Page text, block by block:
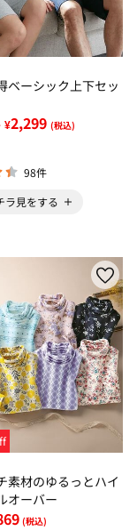
ベーシック上下セッ
¥2,299 (税込)
98件
ラ見をする
素材のゆるっとハイ
オーバー
(税込)